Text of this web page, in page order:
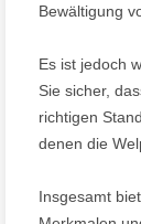
Bewältigung
Es ist jedoch
Sie sicher,
richtigen
denen die
Insgesamt